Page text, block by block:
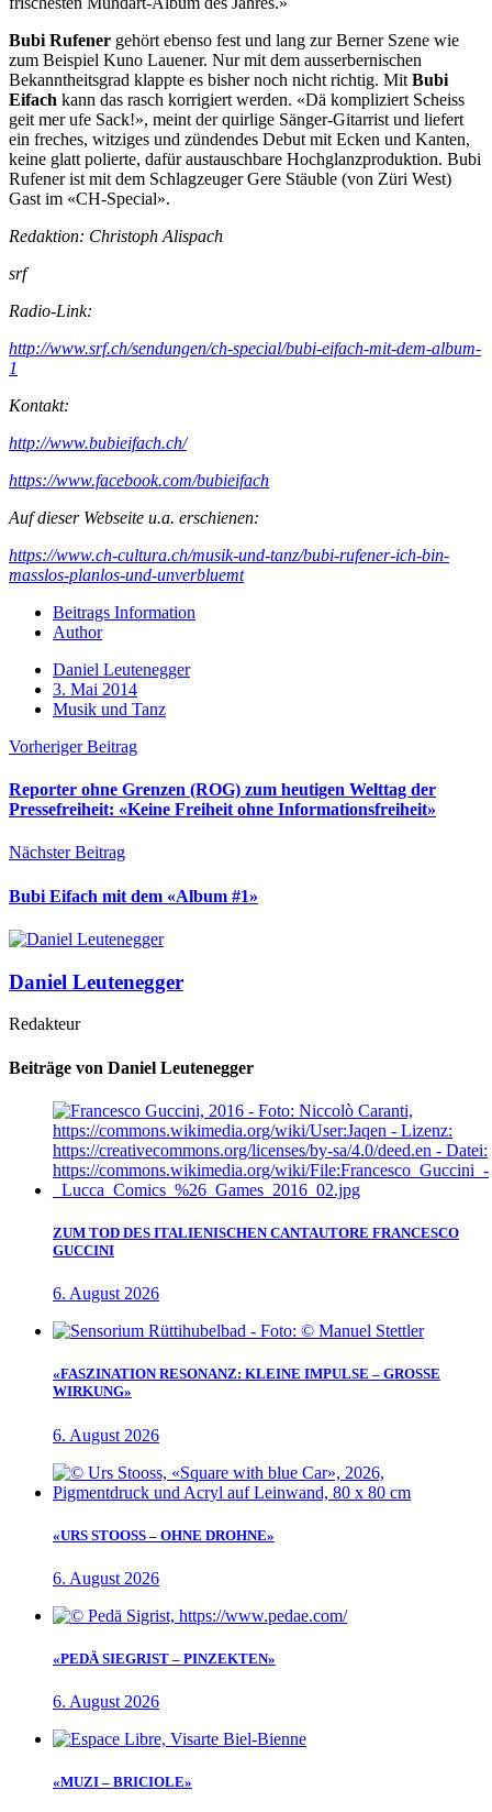
Bubi Rufener gehört ebenso fest und lang zur Berner Szene wie
zum Beispiel Kuno Lauener. Nur mit dem ausserbernischen
Bekanntheitsgrad klappte es bisher noch nicht richtig. Mit Bubi
Eifach kann das rasch korrigiert werden. «Dä kompliziert Scheiss
geit mer ufe Sack!», meint der quirlige Sänger-Gitarrist und liefert
ein freches, witziges und zündendes Debut mit Ecken und Kanten,
keine glatt polierte, dafür austauschbare Hochglanzproduktion. Bubi
Rufener ist mit dem Schlagzeuger Gere Stäuble (von Züri West)
Gast im «CH-Special».
Redaktion: Christoph Alispach
srf
Radio-Link:
http://www.srf.ch/sendungen/ch-special/bubi-eifach-mit-dem-album-
1
Kontakt:
http://www.bubieifach.ch/
https://www.facebook.com/bubieifach
Auf dieser Webseite u.a. erschienen:
https://www.ch-cultura.ch/musik-und-tanz/bubi-rufener-ich-bin-
masslos-planlos-und-unverbluemt
Beitrags Information
Author
Daniel Leutenegger
3. Mai 2014
Musik und Tanz
Vorheriger Beitrag
Reporter ohne Grenzen (ROG) zum heutigen Welttag der
Pressefreiheit: «Keine Freiheit ohne Informationsfreiheit»
Nächster Beitrag
Bubi Eifach mit dem «Album #1»
Daniel Leutenegger
Redakteur
Beiträge von Daniel Leutenegger
ZUM TOD DES ITALIENISCHEN CANTAUTORE FRANCESCO
GUCCINI
6. August 2026
«FASZINATION RESONANZ: KLEINE IMPULSE – GROSSE
WIRKUNG»
6. August 2026
«URS STOOSS – OHNE DROHNE»
6. August 2026
«PEDÄ SIEGRIST – PINZEKTEN»
6. August 2026
«MUZI – BRICIOLE»